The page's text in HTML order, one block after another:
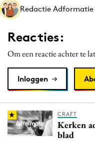
Redactie Adformatie
Reacties:
Om een reactie achter te
Inloggen
CRAFT
Kerken
blad